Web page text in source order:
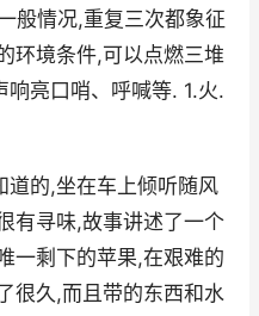
般情况,重复三次都象征
环境条件,可以点燃三堆
亮口哨、呼喊等. 1.火.
道的,坐在车上倾听随风
有寻味,故事讲述了一个
一剩下的苹果,在艰难的
很久,而且带的东西和水